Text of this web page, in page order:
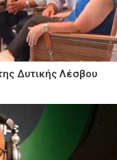
Δυτικής Λέσβου